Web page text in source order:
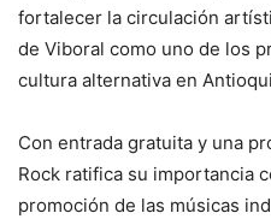
fortalecer la circulación
de Viboral como uno de los
cultura alternativa en
Con entrada gratuita y una
Rock ratifica su importancia
promoción de las músicas